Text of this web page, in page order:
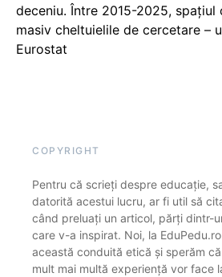
deceniu. Între 2015-2025, spațiul
masiv cheltuielile de cercetare –
Eurostat
COPYRIGHT
Pentru că scrieți despre educație,
datorită acestui lucru, ar fi util să
când preluați un articol, părți dintr-
care v-a inspirat. Noi, la
această conduită etică și sperăm
mult mai multă experiență vor face